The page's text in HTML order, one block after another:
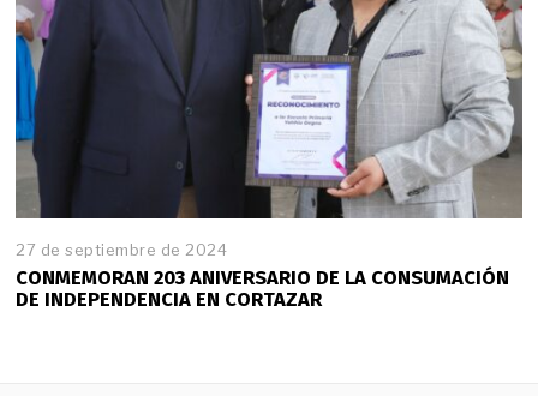
27 de septiembre de 2024
CONMEMORAN 203 ANIVERSARIO DE LA CONSUMACIÓN
DE INDEPENDENCIA EN CORTAZAR